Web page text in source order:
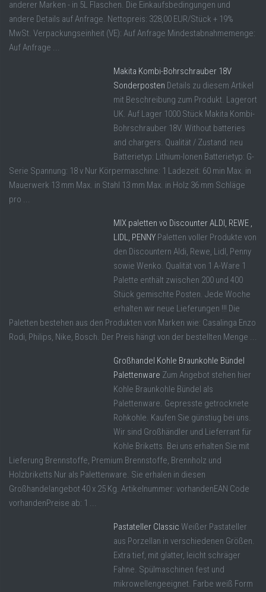
anderer Marken - in 5L Flaschen. Die Einkaufsbedingungen und
andere Details auf Anfrage. Nettopreis: 328,00 EUR/Stück + 19%
MwSt. Verpackungseinheit (VE): Auf Anfrage Mindestabnahmemenge:
Auf Anfrage ...
Makita Kombi-Bohrschrauber 18V
Sonderposten Details zu diesem Artikel
mit Beschreibung zum Produkt. Lagerort
UK. Auf Lager 1000 Stück Makita Kombi-
Bohrschrauber 18V. Without batteries
and chargers. Qualität / Zustand: neu
Batterietyp: Lithium-Ionen Batterietyp: G-
Serie Spannung: 18 v Nur Körpermaschine: 1 Ladezeit: 60 min Max. in
Mauerwerk 13 mm Max. in Stahl 13 mm Max. in Holz 36 mm Schläge
pro ...
MIX paletten vo Discounter ALDI, REWE ,
LIDL, PENNY Paletten voller Produkte von
den Discountern Aldi, Rewe, Lidl, Penny
sowie Wenko. Qualität von 1 A-Ware 1
Palette enthält zwischen 200 und 400
Stück gemischte Posten. Jede Woche
erhalten wir neue Lieferungen !!! Die
Paletten bestehen aus den Produkten von Marken wie: Casalinga Enzo
Rodi, Philips, Nike, Bosch. Der Preis hängt von der bestellten Menge ...
Großhandel Kohle Braunkohle Bündel
Palettenware Zum Angebot stehen hier
Kohle Braunkohle Bündel als
Palettenware. Gepresste getrocknete
Rohkohle. Kaufen Sie günstiug bei uns.
Wir sind Großhändler und Lieferrant für
Kohle Briketts. Bei uns erhalten Sie mit
Lieferung Brennstoffe, Premium Brennstoffe, Brennholz und
Holzbriketts Nur als Palettenware. Sie erhalen in diesen
Großhandelangebot 40 x 25 Kg. Artikelnummer: vorhandenEAN Code
vorhandenPreise ab: 1 ...
Pastateller Classic Weißer Pastateller
aus Porzellan in verschiedenen Größen.
Extra tief, mit glatter, leicht schräger
Fahne. Spülmaschinen fest und
mikrowellengeeignet. Farbe weiß Form